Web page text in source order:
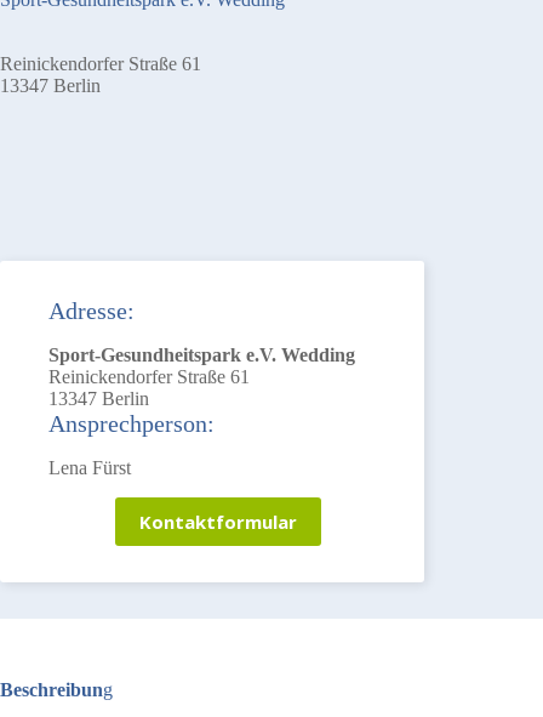
Reinickendorfer Straße 61
13347 Berlin
Beschreibung
Adresse:
Sport-Gesundheitspark e.V. Wedding
Reinickendorfer Straße 61
13347 Berlin
Ansprechperson:
Lena Fürst
Kontaktformular